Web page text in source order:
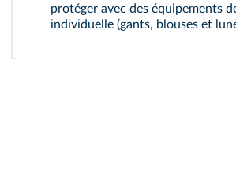
protéger avec des équipements
individuelle (gants, blouses et